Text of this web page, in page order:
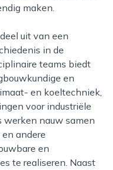
maken.
in de
teams biedt
en
en koeltechniek,
voor industriële
werken nauw samen
andere
en
te realiseren. Naast